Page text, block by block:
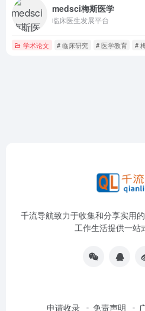
medsci梅斯医学
临床医生发展平台
学术论文 # 临床研究 # 医学教育 #
千流导航致力于收集和分享实用
工作生活提供一站
申请收录 免责声明